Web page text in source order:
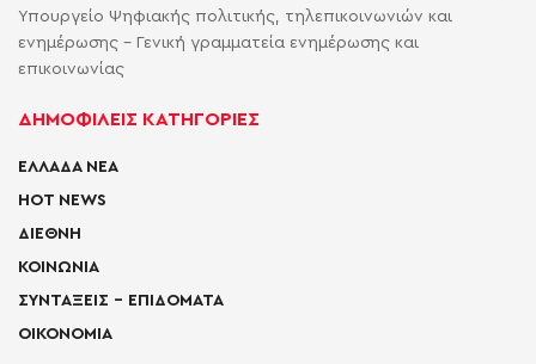
Υπουργείο Ψηφιακής πολιτικής, τηλεπικοινωνιών και
ενημέρωσης - Γενική γραμματεία ενημέρωσης και
επικοινωνίας
ΔΗΜΟΦΙΛΕΙΣ ΚΑΤΗΓΟΡΙΕΣ
ΕΛΛΑΔΑ ΝΕΑ
HOT NEWS
ΔΙΕΘΝΗ
ΚΟΙΝΩΝΙΑ
ΣΥΝΤΑΞΕΙΣ – ΕΠΙΔΟΜΑΤΑ
ΟΙΚΟΝΟΜΙΑ